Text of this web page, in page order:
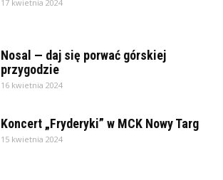
17 kwietnia 2024
Nosal — daj się porwać górskiej
przygodzie
16 kwietnia 2024
Koncert „Fryderyki” w MCK Nowy Targ
15 kwietnia 2024